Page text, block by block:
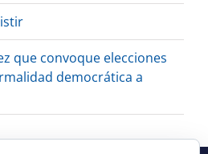
que convoque elecciones
democrática a